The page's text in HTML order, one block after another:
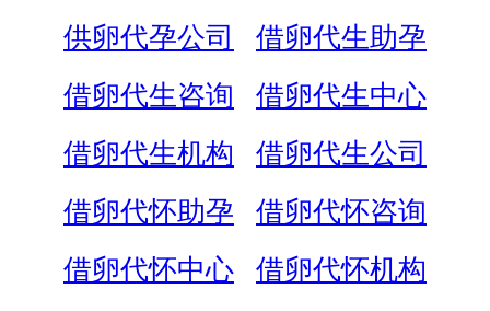
供卵代孕公司
借卵代生助孕
借卵代生咨询
借卵代生中心
借卵代生机构
借卵代生公司
借卵代怀助孕
借卵代怀咨询
借卵代怀中心
借卵代怀机构